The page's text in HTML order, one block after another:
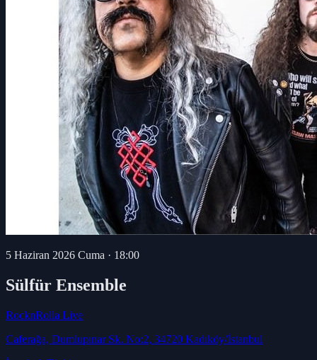
5 Haziran 2026 Cuma · 18:00
Sülfür Ensemble
RocknRolla Live
Caferağa, Dumlupınar Sk. No:2, 34720 Kadıköy/İstanbul